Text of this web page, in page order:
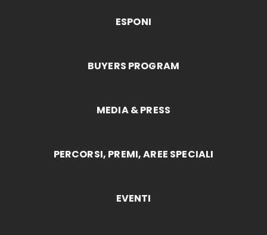
ESPONI
BUYERS PROGRAM
MEDIA & PRESS
PERCORSI, PREMI, AREE SPECIALI
EVENTI